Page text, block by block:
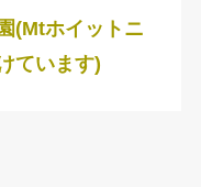
(Mtホイットニ
ています)